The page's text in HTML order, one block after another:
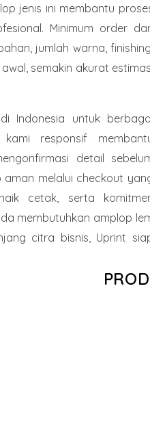
jenis ini membantu
Minimum order
jumlah warna, finishing,
semakin akurat
Indonesia untuk
responsif
detail
melalui checkout
cetak, serta
membutuhkan amplop
citra bisnis, Uprint